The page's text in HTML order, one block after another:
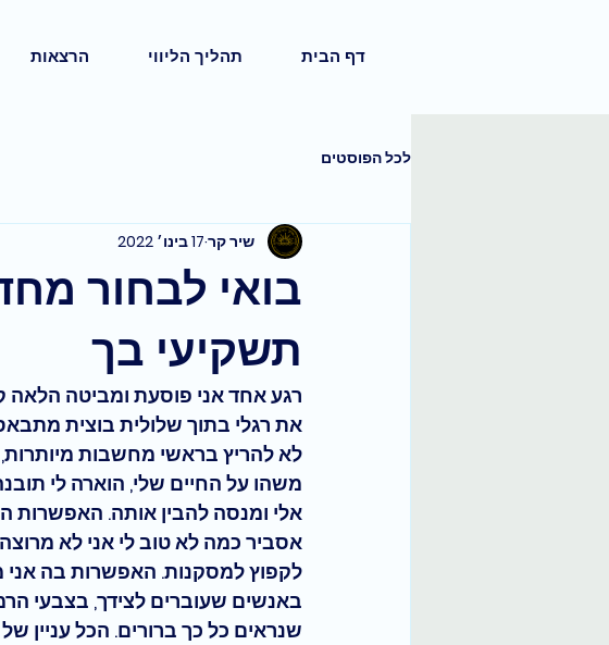
דף הבית תהליך הליווי הרצאות
לכל הפוסטים
בואי לבחור
תשקיעי בך
שיר קר 17 בינו׳ 2022
רגע אחד אני פוסעת ומביטה
את רגלי בתוך שלולית בוצית
לא להריץ בראשי מחשבות
משהו על החיים שלי, הוארה לי
אלי ומנסה להבין אותה. האפשרות
אסביר כמה לא טוב לי אני לא
לקפוץ למסקנות. האפשרות בה אני
באנשים שעוברים לצידך, בצבעי
שנראים כל כך ברורים. הכל עניין